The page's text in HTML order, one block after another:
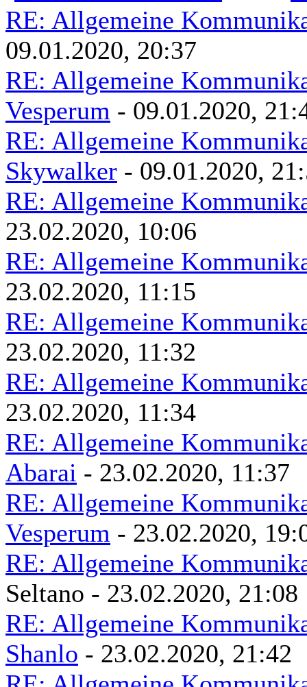
RE: Allgemeine
09.01.2020, 20:37
RE: Allgemeine
Vesperum - 09.01.2020,
RE: Allgemeine
Skywalker - 09.01.2020,
RE: Allgemeine
23.02.2020, 10:06
RE: Allgemeine
23.02.2020, 11:15
RE: Allgemeine
23.02.2020, 11:32
RE: Allgemeine
23.02.2020, 11:34
RE: Allgemeine
Abarai - 23.02.2020, 11:37
RE: Allgemeine
Vesperum - 23.02.2020,
RE: Allgemeine
Seltano - 23.02.2020, 21:08
RE: Allgemeine
Shanlo - 23.02.2020, 21:42